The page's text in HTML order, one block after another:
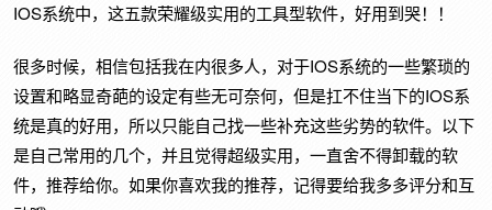
IOS系统中，这五款荣耀级实用的工具型软件，好用到哭！！
很多时候，相信包括我在内很多人，对于IOS系统的一些繁琐的
设置和略显奇葩的设定有些无可奈何，但是扛不住当下的IOS系
统是真的好用，所以只能自己找一些补充这些劣势的软件。以下
是自己常用的几个，并且觉得超级实用，一直舍不得卸载的软
件，推荐给你。如果你喜欢我的推荐，记得要给我多多评分和互